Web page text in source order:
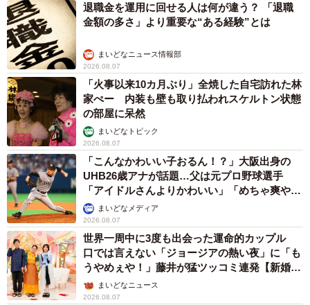
「最近は主にminneさんで販売を行なっており、そこまで値
下げ交渉をされることはありませんが、作家さんに対して
メッセージを送ることができる機能がございます。メルカ
リなどのフリマアプリで販売をする時や、今回のようにネ
ット上で販売する時はたまにされることがあります。フリ
マアプリの場合はその名の通りフリーマーケットになりま
すので、値下げ交渉をされても仕方ないと言えばそれまで
なのかな、というのも感じますね」
ーーかなり強い口調で値下げを求められました。
「今回に関しましては、お相手様も学生さんのようでした
し、純粋に自分の作品を欲しがってくれただけなのかな、
という見方をしています。自分とそれほど歳が離れている
というわけではないので、1800円が高いと感じる気持ちも
十分分かりますし、作家として譲歩はしてあげられないか
退職金を運用に回せる人は何が違う？ 「退職
金額の多さ」より重要な“ある経験”とは
まいどなニュース情報部
2026.08.07
「火事以来10カ月ぶり」全焼した自宅訪れた林
家ぺー 内装も壁も取り払われスケルトン状態
の部屋に呆然
まいどなトピック
2026.08.07
「こんなかわいい子おるん！？」大阪出身の
UHB26歳アナが話題…父は元プロ野球選手
「アイドルさんよりかわいい」「めちゃ爽や
か」まいどなメディア
2026.08.07
世界一周中に3度も出会った運命的カップル
口では言えない「ジョージアの熱い夜」に「も
うやめぇや！」藤井が猛ツッコミ連発【新婚さ
ん】まいどなニュース
2026.08.07